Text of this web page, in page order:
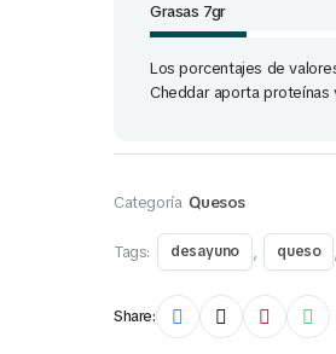
Grasas 7gr
Los porcentajes de
Cheddar aporta proteínas
Categoría Quesos
Tags: desayuno , queso ,
Share: